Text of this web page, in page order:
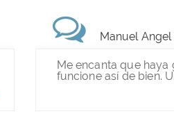
Manuel Angel
Me encanta que haya
funcione así de bien.